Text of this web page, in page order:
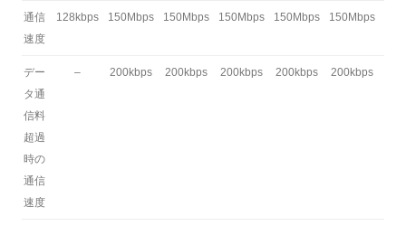
通信
速度
128kbps 150Mbps 150Mbps 150Mbps 150Mbps 150Mbps
デー
タ通
信料
超過
時の
通信
速度
– 200kbps 200kbps 200kbps 200kbps 200kbps